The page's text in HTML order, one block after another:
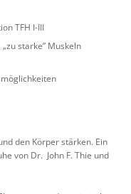
TFH I-III
starke” Muskeln
den Körper stärken. Ein
von Dr. John F. Thie und